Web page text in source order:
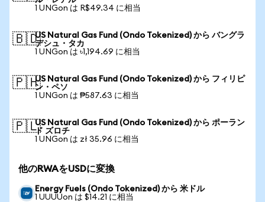
1 UNGon は R$49.34 に相当
🇧🇩US Natural Gas Fund (Ondo Tokenized) から バングラ
デシュ・タカ
1 UNGon は ৳1,194.69 に相当
🇵🇭US Natural Gas Fund (Ondo Tokenized) から フィリピ
ン・ペソ
1 UNGon は ₱587.63 に相当
🇵🇱US Natural Gas Fund (Ondo Tokenized) から ポーラン
ド ズロチ
1 UNGon は zł 35.96 に相当
他のRWAをUSDに変換
Energy Fuels (Ondo Tokenized) から 米ドル
1 UUUUon は $14.21 に相当